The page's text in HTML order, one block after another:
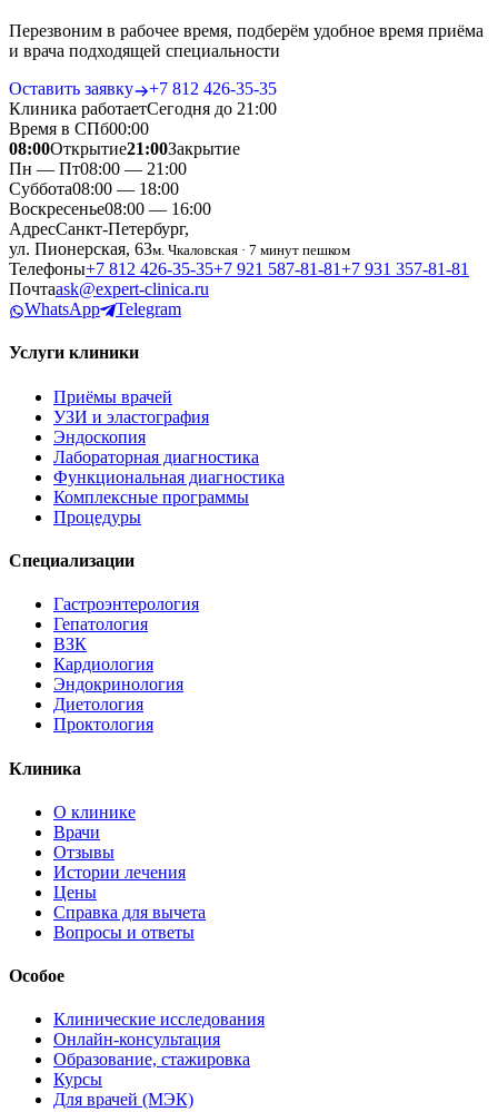
Перезвоним в рабочее время, подберём удобное время приёма
и врача подходящей специальности
Оставить заявку
+7 812 426‑35‑35
Клиника работаетСегодня до 21:00
Время в СПб00:00
08:00Открытие21:00Закрытие
Пн — Пт08:00 — 21:00
Суббота08:00 — 18:00
Воскресенье08:00 — 16:00
АдресСанкт-Петербург,
ул. Пионерская, 63м. Чкаловская · 7 минут пешком
Телефоны+7 812 426‑35‑35+7 921 587‑81‑81+7 931 357‑81‑81
Почтаask@expert-clinica.ru
WhatsApp
Telegram
Услуги клиники
Приёмы врачей
УЗИ и эластография
Эндоскопия
Лабораторная диагностика
Функциональная диагностика
Комплексные программы
Процедуры
Специализации
Гастроэнтерология
Гепатология
ВЗК
Кардиология
Эндокринология
Диетология
Проктология
Клиника
О клинике
Врачи
Отзывы
Истории лечения
Цены
Справка для вычета
Вопросы и ответы
Особое
Клинические исследования
Онлайн-консультация
Образование, стажировка
Курсы
Для врачей (МЭК)